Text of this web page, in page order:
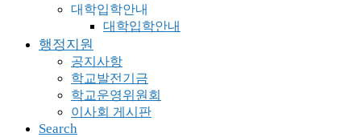
대학입학안내
대학입학안내
행정지원
공지사항
학교발전기금
학교운영위원회
이사회 게시판
Search